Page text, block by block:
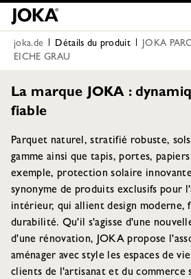
joka.de Détails du produit
JOKA
EICHE GRAU
La marque JOKA :
fiable
Parquet naturel, stratifié robuste,
gamme ainsi que tapis, portes,
exemple, protection solaire
synonyme de produits exclusifs pour
intérieur, qui allient design
durabilité. Qu'il s'agisse d'une
d'une rénovation, JOKA propose
aménager avec style les espaces de
clients de l'artisanat et du commerce